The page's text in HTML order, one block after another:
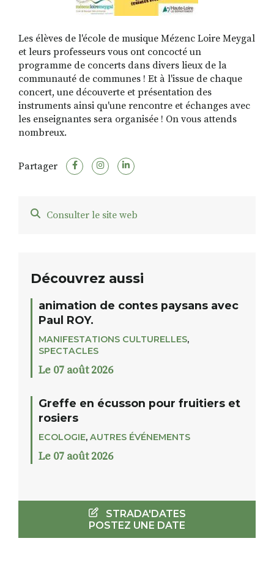
Les élèves de l'école de musique Mézenc Loire Meygal
et leurs professeurs vous ont concocté un
programme de concerts dans divers lieux de la
communauté de communes ! Et à l'issue de chaque
concert, une découverte et présentation des
instruments ainsi qu'une rencontre et échanges avec
les enseignantes sera organisée ! On vous attends
nombreux.
Partager
Consulter le site web
Découvrez aussi
animation de contes paysans avec
Paul ROY.
MANIFESTATIONS CULTURELLES,
SPECTACLES
Le 07 août 2026
Greffe en écusson pour fruitiers et
rosiers
ECOLOGIE, AUTRES ÉVÉNEMENTS
Le 07 août 2026
STRADA'DATES
POSTEZ UNE DATE